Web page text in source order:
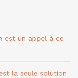
est un appel à ce
la seule solution